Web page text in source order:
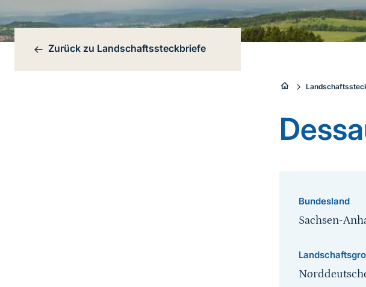
Bereichsnavigation
Zurück zu Landschaftssteckbriefe
Sie
sind
hier:
Bundesland
Sachsen-